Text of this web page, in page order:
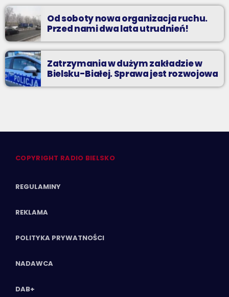
Od soboty nowa organizacja ruchu.
Przed nami dwa lata utrudnień!
Zatrzymania w dużym zakładzie w
Bielsku-Białej. Sprawa jest rozwojowa
COPYRIGHT RADIO BIELSKO
REGULAMINY
REKLAMA
POLITYKA PRYWATNOŚCI
NADAWCA
DAB+